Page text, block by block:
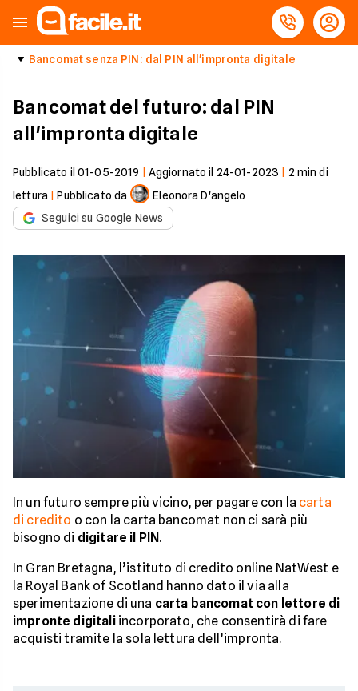
Bancomat senza PIN: dal PIN all'impronta digitale
Bancomat del futuro: dal PIN
all'impronta digitale
Pubblicato il 01-05-2019 Aggiornato il 24-01-2023 2 min di
lettura |Pubblicato da
Eleonora D'angelo
Seguici su Google News
In un futuro sempre più vicino, per pagare con la carta
di credito o con la carta bancomat non ci sarà più
bisogno di digitare il PIN.
In Gran Bretagna, l’istituto di credito online NatWest e
la Royal Bank of Scotland hanno dato il via alla
sperimentazione di una carta bancomat con lettore di
impronte digitaliincorporato, che consentirà di fare
acquisti tramite la sola lettura dell’impronta.